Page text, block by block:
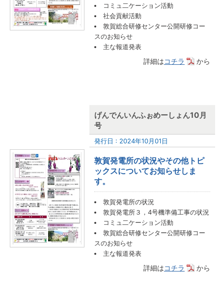
コミュ二ケーション活動
社会貢献活動
敦賀総合研修センター公開研修コー
スのお知らせ
主な報道発表
詳細はコチラ から
げんでんいんふぉめーしょん10月
号
発行日 : 2024年10月01日
敦賀発電所の状況やその他トピ
ックスについてお知らせしま
す。
敦賀発電所の状況
敦賀発電所３，4号機準備工事の状況
コミュ二ケーション活動
敦賀総合研修センター公開研修コー
スのお知らせ
主な報道発表
詳細はコチラ から